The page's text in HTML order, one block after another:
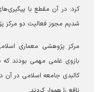
کرد: در آن مقطع با
شدیم مجوز فعالیت دو مرکز
مرکز پژوهشی معماری
بازوی علمی مهمی بودند که
کالبدی جامعه اسلامی در